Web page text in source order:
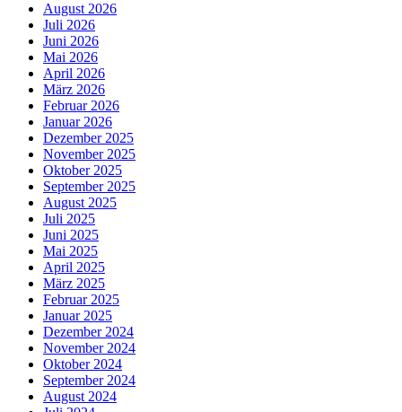
August 2026
Juli 2026
Juni 2026
Mai 2026
April 2026
März 2026
Februar 2026
Januar 2026
Dezember 2025
November 2025
Oktober 2025
September 2025
August 2025
Juli 2025
Juni 2025
Mai 2025
April 2025
März 2025
Februar 2025
Januar 2025
Dezember 2024
November 2024
Oktober 2024
September 2024
August 2024